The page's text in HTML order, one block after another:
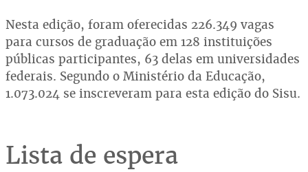
Nesta edição, foram oferecidas 226.349 vagas
para cursos de graduação em 128 instituições
públicas participantes, 63 delas em universidades
federais. Segundo o Ministério da Educação,
1.073.024 se inscreveram para esta edição do Sisu.
Lista de espera